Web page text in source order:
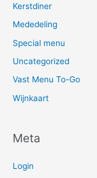
Kerstdiner
Mededeling
Special menu
Uncategorized
Vast Menu To-Go
Wijnkaart
Meta
Login